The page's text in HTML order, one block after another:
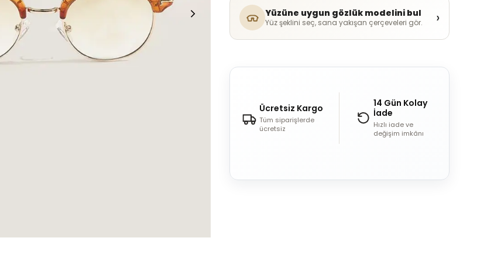
Yüzüne uygun gözlük modelini bul
Yüz şeklini seç, sana yakışan çerçeveleri gör. ›
Ücretsiz Kargo
Tüm siparişlerde
ücretsiz
14 Gün Kolay
İade
Hızlı iade ve
değişim imkânı